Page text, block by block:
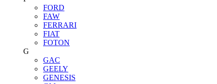
FORD
FAW
FERRARI
FIAT
FOTON
G
GAC
GEELY
GENESIS